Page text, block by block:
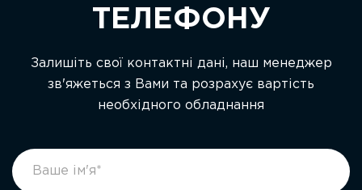
ТЕЛЕФОНУ
Залишіть свої контактні дані, наш менеджер
зв'яжеться з Вами та розрахує вартість
необхідного обладнання
footer
form
If
you